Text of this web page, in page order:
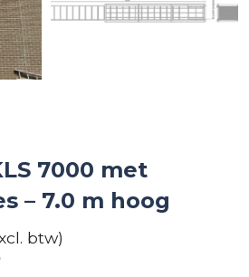
7000 met
– 7.0 m hoog
btw)